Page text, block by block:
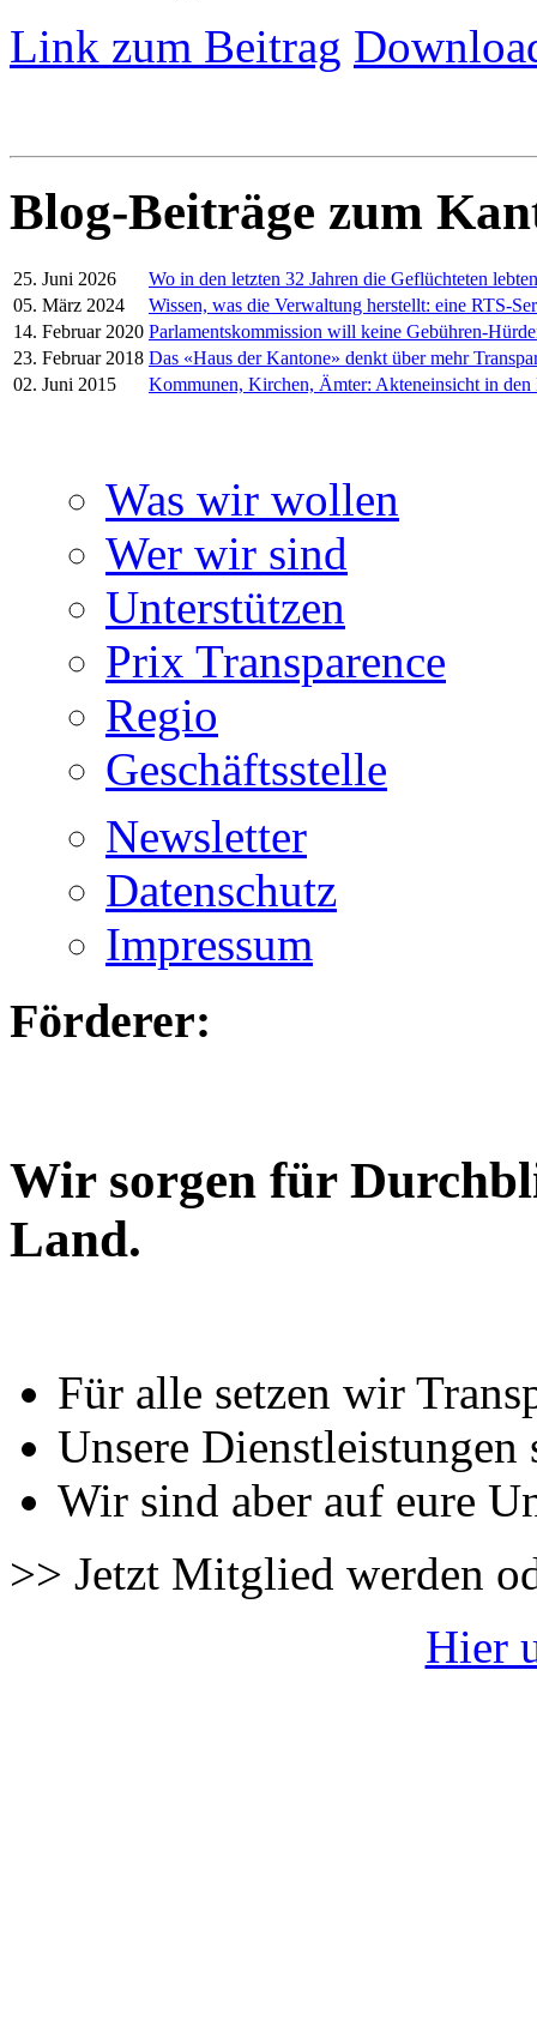
Link zum Beitrag
Blog-Beiträge zum
25. Juni 2026
Wo in den letzten 32 Jahren die Geflüchteten lebten
05. März 2024
Wissen, was die Verwaltung herstellt: eine RTS-
14. Februar 2020 Parlamentskommission will keine Gebühren-
23. Februar 2018 Das «Haus der Kantone» denkt über mehr
02. Juni 2015
Kommunen, Kirchen, Ämter: Akteneinsicht in den
Was wir wollen
Wer wir sind
Unterstützen
Prix Transparence
Regio
Geschäftsstelle
Newsletter
Datenschutz
Impressum
Förderer:
Wir sorgen für
Land.
Für alle setzen wir
Unsere Dienstleistungen
Wir sind aber auf eure
>> Jetzt Mitglied werden
Hier